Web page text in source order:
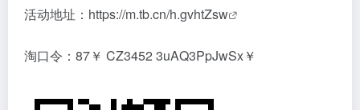
活动地址： https://m.tb.cn/h.gvhtZsw
淘口令：87￥ CZ3452 3uAQ3PpJwSx￥